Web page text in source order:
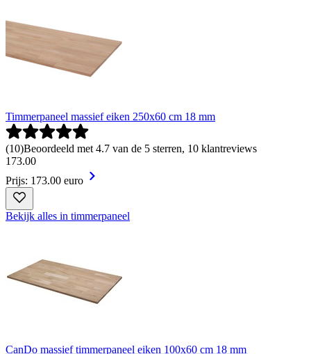
Timmerpaneel massief eiken 250x60 cm 18 mm
(10)Beoordeeld met 4.7 van de 5 sterren, 10 klantreviews
173.00
Prijs: 173.00 euro
Bekijk alles in timmerpaneel
CanDo massief timmerpaneel eiken 100x60 cm 18 mm